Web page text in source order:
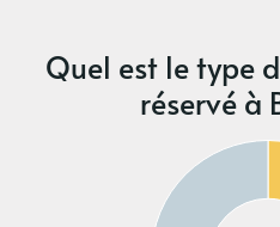
Quel est le type
réservé à